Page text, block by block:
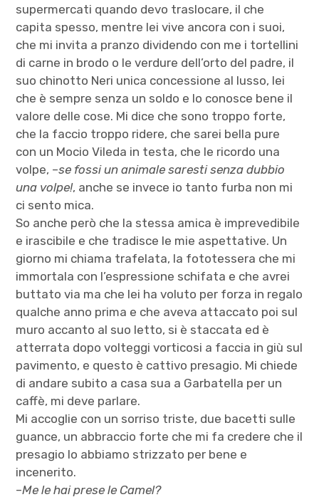
supermercati quando devo traslocare, il che
capita spesso, mentre lei vive ancora con i suoi,
che mi invita a pranzo dividendo con me i tortellini
di carne in brodo o le verdure dell’orto del padre, il
suo chinotto Neri unica concessione al lusso, lei
che è sempre senza un soldo e lo conosce bene il
valore delle cose. Mi dice che sono troppo forte,
che la faccio troppo ridere, che sarei bella pure
con un Mocio Vileda in testa, che le ricordo una
volpe, –se fossi un animale saresti senza dubbio
una volpe!, anche se invece io tanto furba non mi
ci sento mica.
So anche però che la stessa amica è imprevedibile
e irascibile e che tradisce le mie aspettative. Un
giorno mi chiama trafelata, la fototessera che mi
immortala con l’espressione schifata e che avrei
buttato via ma che lei ha voluto per forza in regalo
qualche anno prima e che aveva attaccato poi sul
muro accanto al suo letto, si è staccata ed è
atterrata dopo volteggi vorticosi a faccia in giù sul
pavimento, e questo è cattivo presagio. Mi chiede
di andare subito a casa sua a Garbatella per un
caffè, mi deve parlare.
Mi accoglie con un sorriso triste, due bacetti sulle
guance, un abbraccio forte che mi fa credere che il
presagio lo abbiamo strizzato per bene e
incenerito.
–Me le hai prese le Camel?